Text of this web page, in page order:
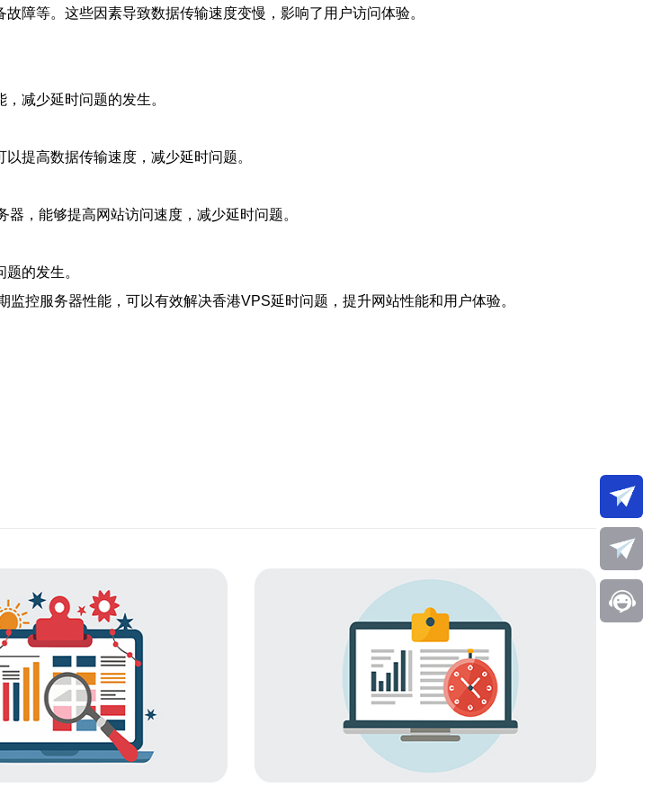
障等。这些因素导致数据传输速度变慢，影响了用户访问体验。
减少延时问题的发生。
提高数据传输速度，减少延时问题。
，能够提高网站访问速度，减少延时问题。
的发生。
控服务器性能，可以有效解决香港VPS延时问题，提升网站性能和用户体验。